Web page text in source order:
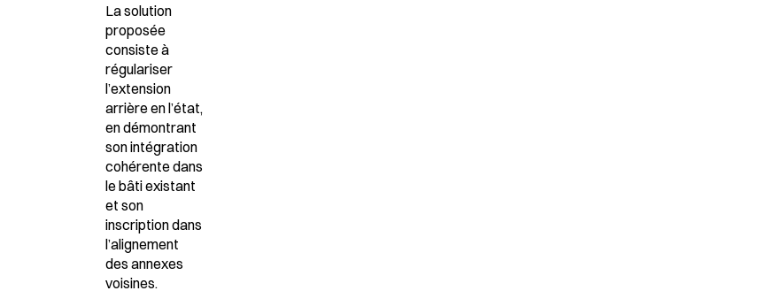
La solution
proposée
consiste à
régulariser
l’extension
arrière en l’état,
en démontrant
sonintégration
cohérente dans
le bâti existant
et son
inscription dans
l’alignement
des annexes
voisines.